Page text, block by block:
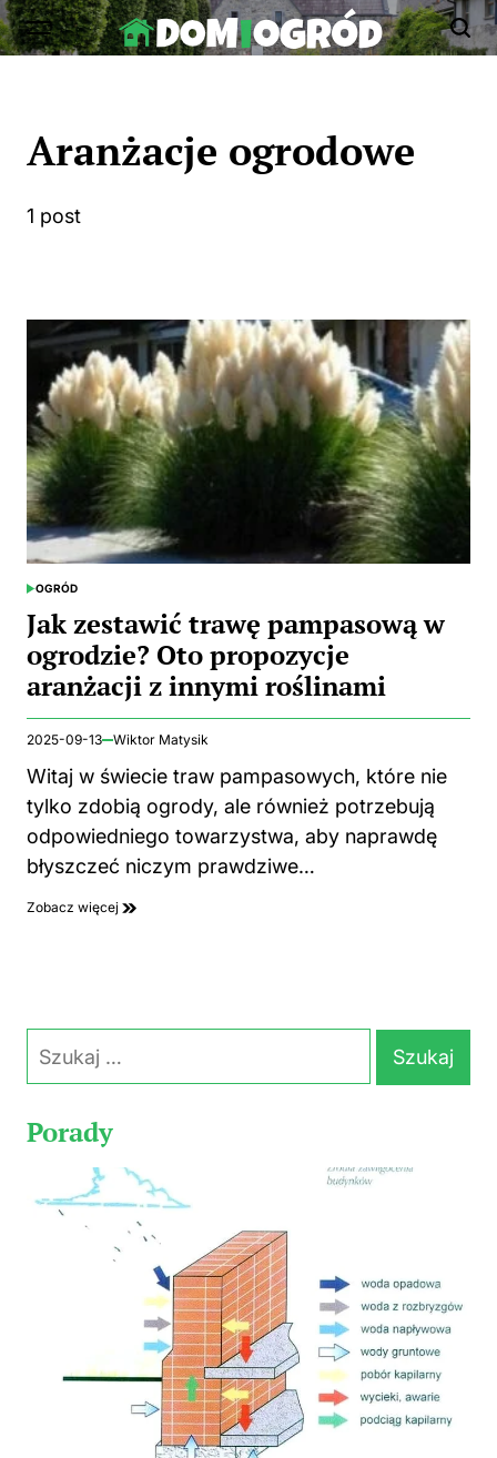
Skip
to
Aranżacje ogrodowe
1 post
POSTED
OGRÓD
Jak zestawić trawę pampasową w
ogrodzie? Oto propozycje
aranżacji z innymi roślinami
2025-09-13 Wiktor Matysik
Witaj w świecie traw pampasowych, które nie
tylko zdobią ogrody, ale również potrzebują
odpowiedniego towarzystwa, aby naprawdę
błyszczeć niczym prawdziwe…
Zobacz więcej
Szukaj:
Porady